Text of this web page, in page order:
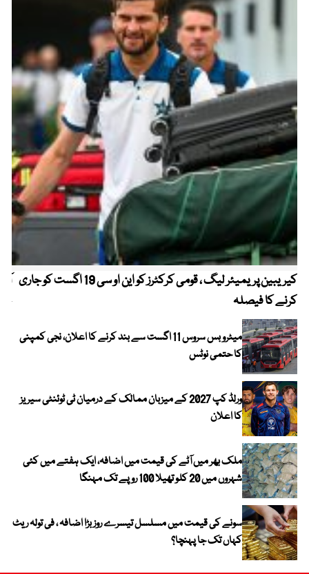
کیریبین پریمیئر لیگ ، قومی کرکٹرز کو این او سی 19 اگست کو جاری
کرنے کا فیصلہ
میٹرو بس سروس 11 اگست سے بند کرنے کا اعلان، نجی کمپنی
کا حتمی نوٹس
ورلڈ کپ 2027 کے میزبان ممالک کے درمیان ٹی ٹوئنٹی سیریز
کا اعلان
ملک بھر میں آٹے کی قیمت میں اضافہ، ایک ہفتے میں کئی
شہروں میں 20 کلو تھیلا 100 روپے تک مہنگا
سونے کی قیمت میں مسلسل تیسرے روز بڑا اضافہ ، فی تولہ ریٹ
کہاں تک جا پہنچا؟